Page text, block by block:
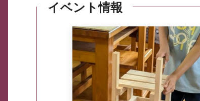
イベント情報